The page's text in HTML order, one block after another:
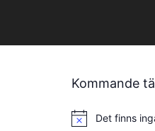
Kommande
Notis Det finns